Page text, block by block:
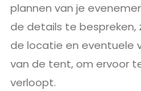
plannen van je
de details te bespreken,
de locatie en eventuele
van de tent, om ervoor
verloopt.